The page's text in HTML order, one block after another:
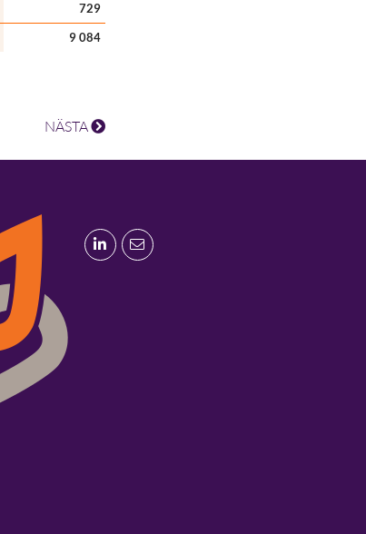
729
9 084
NÄSTA